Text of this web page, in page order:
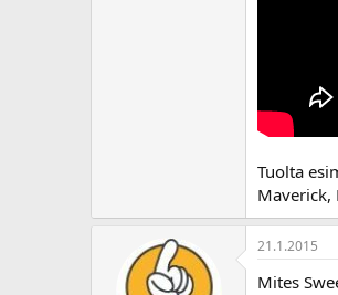
Tuolta
Maverick,
21.1.2015
Mites